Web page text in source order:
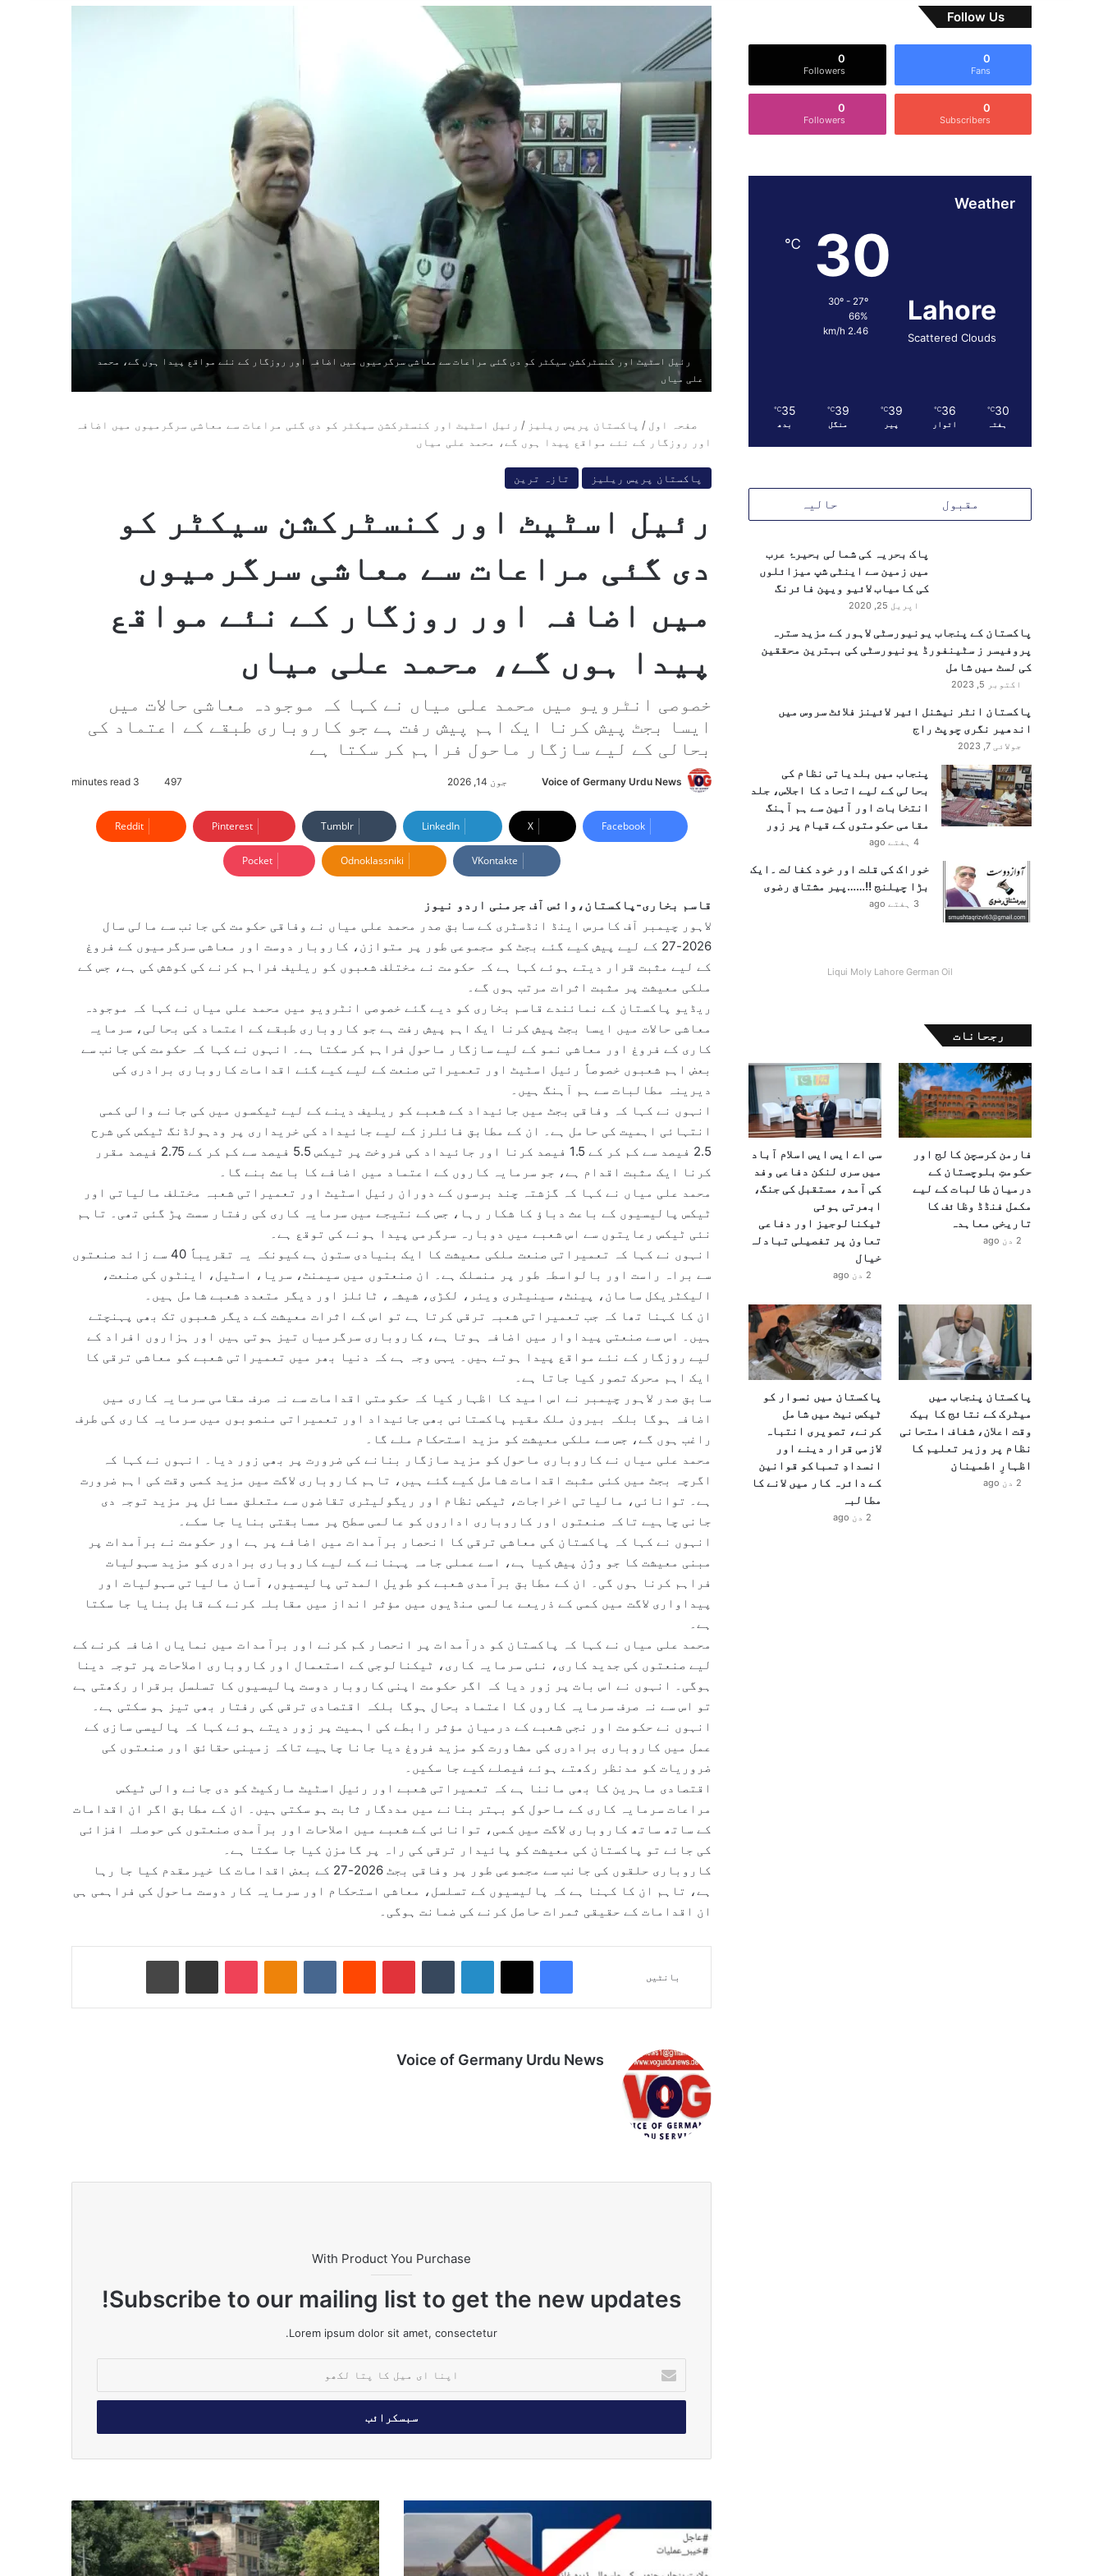
رئیل اسٹیٹ اور کنسٹرکشن سیکٹر کو دی گئی مراعات سے معاشی سرگرمیوں میں اضافہ اور روزگار کے نئے مواقع پیدا ہوں گے، محمد
علی میاں
صفحہ اول / پاکستان پریس ریلیز / رئیل اسٹیٹ اور کنسٹرکشن سیکٹر کو دی گئی مراعات سے معاشی سرگرمیوں میں اضافہ
اور روزگار کے نئے مواقع پیدا ہوں گے، محمد علی میاں
پاکستان پریس ریلیز تازہ ترین
رئیل اسٹیٹ اور کنسٹرکشن سیکٹر کو
دی گئی مراعات سے معاشی سرگرمیوں
میں اضافہ اور روزگار کے نئے مواقع
پیدا ہوں گے، محمد علی میاں
خصوصی انٹرویو میں محمد علی میاں نے کہا کہ موجودہ معاشی حالات میں
ایسا بجٹ پیش کرنا ایک اہم پیش رفت ہے جو کاروباری طبقے کے اعتماد کی
بحالی کے لیے سازگار ماحول فراہم کر سکتا ہے
Voice of Germany Urdu News
n
d
n
جون 14, 2026 497
Facebook
X
LinkedIn
Tumblr
Pinterest
Reddit
VKontakte
Odnoklassniki
Pocket
قاسم بخاری-پاکستان،وائس آف جرمنی اردو نیوز
لاہور چیمبر آف کامرس اینڈ انڈسٹری کے سابق صدر محمد علی میاں نے وفاقی حکومت کی جانب سے مالی سال
2026-27 کے لیے پیش کیے گئے بجٹ کو مجموعی طور پر متوازن، کاروبار دوست اور معاشی سرگرمیوں کے فروغ
کے لیے مثبت قرار دیتے ہوئے کہا ہے کہ حکومت نے مختلف شعبوں کو ریلیف فراہم کرنے کی کوشش کی ہے، جس کے
ملکی معیشت پر مثبت اثرات مرتب ہوں گے۔
ریڈیو پاکستان کے نمائندے قاسم بخاری کو دیے گئے خصوصی انٹرویو میں محمد علی میاں نے کہا کہ موجودہ
معاشی حالات میں ایسا بجٹ پیش کرنا ایک اہم پیش رفت ہے جو کاروباری طبقے کے اعتماد کی بحالی، سرمایہ
کاری کے فروغ اور معاشی نمو کے لیے سازگار ماحول فراہم کر سکتا ہے۔ انہوں نے کہا کہ حکومت کی جانب سے
بعض اہم شعبوں خصوصاً رئیل اسٹیٹ اور تعمیراتی صنعت کے لیے کیے گئے اقدامات کاروباری برادری کی
دیرینہ مطالبات سے ہم آہنگ ہیں۔
انہوں نے کہا کہ وفاقی بجٹ میں جائیداد کے شعبے کو ریلیف دینے کے لیے ٹیکسوں میں کی جانے والی کمی
انتہائی اہمیت کی حامل ہے۔ ان کے مطابق فائلرز کے لیے جائیداد کی خریداری پر ودہولڈنگ ٹیکس کی شرح
2.5 فیصد سے کم کر کے 1.5 فیصد کرنا اور جائیداد کی فروخت پر ٹیکس 5.5 فیصد سے کم کر کے 2.75 فیصد مقرر
کرنا ایک مثبت اقدام ہے، جو سرمایہ کاروں کے اعتماد میں اضافے کا باعث بنے گا۔
محمد علی میاں نے کہا کہ گزشتہ چند برسوں کے دوران رئیل اسٹیٹ اور تعمیراتی شعبہ مختلف مالیاتی اور
ٹیکس پالیسیوں کے باعث دباؤ کا شکار رہا، جس کے نتیجے میں سرمایہ کاری کی رفتار سست پڑ گئی تھی۔ تاہم
نئی ٹیکس رعایتوں سے اس شعبے میں دوبارہ سرگرمی پیدا ہونے کی توقع ہے۔
انہوں نے کہا کہ تعمیراتی صنعت ملکی معیشت کا ایک بنیادی ستون ہے کیونکہ یہ تقریباً 40 سے زائد صنعتوں
سے براہ راست اور بالواسطہ طور پر منسلک ہے۔ ان صنعتوں میں سیمنٹ، سریا، اسٹیل، اینٹوں کی صنعت،
الیکٹریکل سامان، پینٹ، سینیٹری ویئر، لکڑی، شیشہ، ٹائلز اور دیگر متعدد شعبے شامل ہیں۔
ان کا کہنا تھا کہ جب تعمیراتی شعبہ ترقی کرتا ہے تو اس کے اثرات معیشت کے دیگر شعبوں تک بھی پہنچتے
ہیں۔ اس سے صنعتی پیداوار میں اضافہ ہوتا ہے، کاروباری سرگرمیاں تیز ہوتی ہیں اور ہزاروں افراد کے
لیے روزگار کے نئے مواقع پیدا ہوتے ہیں۔ یہی وجہ ہے کہ دنیا بھر میں تعمیراتی شعبے کو معاشی ترقی کا
ایک اہم محرک تصور کیا جاتا ہے۔
سابق صدر لاہور چیمبر نے اس امید کا اظہار کیا کہ حکومتی اقدامات سے نہ صرف مقامی سرمایہ کاری میں
اضافہ ہوگا بلکہ بیرون ملک مقیم پاکستانی بھی جائیداد اور تعمیراتی منصوبوں میں سرمایہ کاری کی طرف
راغب ہوں گے، جس سے ملکی معیشت کو مزید استحکام ملے گا۔
محمد علی میاں نے کاروباری ماحول کو مزید سازگار بنانے کی ضرورت پر بھی زور دیا۔ انہوں نے کہا کہ
اگرچہ بجٹ میں کئی مثبت اقدامات شامل کیے گئے ہیں، تاہم کاروباری لاگت میں مزید کمی وقت کی اہم ضرورت
ہے۔ توانائی، مالیاتی اخراجات، ٹیکس نظام اور ریگولیٹری تقاضوں سے متعلق مسائل پر مزید توجہ دی
جانی چاہیے تاکہ صنعتوں اور کاروباری اداروں کو عالمی سطح پر مسابقتی بنایا جا سکے۔
انہوں نے کہا کہ پاکستان کی معاشی ترقی کا انحصار برآمدات میں اضافے پر ہے اور حکومت نے برآمدات پر
مبنی معیشت کا جو وژن پیش کیا ہے، اسے عملی جامہ پہنانے کے لیے کاروباری برادری کو مزید سہولیات
فراہم کرنا ہوں گی۔ ان کے مطابق برآمدی شعبے کو طویل المدتی پالیسیوں، آسان مالیاتی سہولیات اور
پیداواری لاگت میں کمی کے ذریعے عالمی منڈیوں میں مؤثر انداز میں مقابلہ کرنے کے قابل بنایا جا سکتا
ہے۔
محمد علی میاں نے کہا کہ پاکستان کو درآمدات پر انحصار کم کرنے اور برآمدات میں نمایاں اضافہ کرنے کے
لیے صنعتوں کی جدید کاری، نئی سرمایہ کاری، ٹیکنالوجی کے استعمال اور کاروباری اصلاحات پر توجہ دینا
ہوگی۔ انہوں نے اس بات پر زور دیا کہ اگر حکومت اپنی کاروبار دوست پالیسیوں کا تسلسل برقرار رکھتی ہے
تو اس سے نہ صرف سرمایہ کاروں کا اعتماد بحال ہوگا بلکہ اقتصادی ترقی کی رفتار بھی تیز ہو سکتی ہے۔
انہوں نے حکومت اور نجی شعبے کے درمیان مؤثر رابطے کی اہمیت پر زور دیتے ہوئے کہا کہ پالیسی سازی کے
عمل میں کاروباری برادری کی مشاورت کو مزید فروغ دیا جانا چاہیے تاکہ زمینی حقائق اور صنعتوں کی
ضروریات کو مدنظر رکھتے ہوئے فیصلے کیے جا سکیں۔
اقتصادی ماہرین کا بھی ماننا ہے کہ تعمیراتی شعبے اور رئیل اسٹیٹ مارکیٹ کو دی جانے والی ٹیکس
مراعات سرمایہ کاری کے ماحول کو بہتر بنانے میں مددگار ثابت ہو سکتی ہیں۔ ان کے مطابق اگر ان اقدامات
کے ساتھ ساتھ کاروباری لاگت میں کمی، توانائی کے شعبے میں اصلاحات اور برآمدی صنعتوں کی حوصلہ افزائی
کی جائے تو پاکستان کی معیشت کو پائیدار ترقی کی راہ پر گامزن کیا جا سکتا ہے۔
کاروباری حلقوں کی جانب سے مجموعی طور پر وفاقی بجٹ 2026-27 کے بعض اقدامات کا خیرمقدم کیا جا رہا
ہے، تاہم ان کا کہنا ہے کہ پالیسیوں کے تسلسل، معاشی استحکام اور سرمایہ کار دوست ماحول کی فراہمی ہی
ان اقدامات کے حقیقی ثمرات حاصل کرنے کی ضمانت ہوگی۔
بانٹیں
X
LinkedIn
VKontakte ای میل کے ذریعے شیئر کریں
Voice of Germany Urdu News
With Product You Purchase
Subscribe to our mailing list to get the new updates!
Lorem ipsum dolor sit amet, consectetur.
ن
ا
ل
ا
پ
ن
و
آ
ز
ا
د
Follow Us
0
Fans
0
Followers
0
Subscribers
0
Followers
Weather
Lahore
Scattered Clouds
30
℃
30º - 27º
66%
2.46 km/h
30
℃
ہفتہ
36
℃
اتوار
39
℃
پیر
39
℃
منگل
35
℃
بدھ
مقبول حالیہ
پاک بحریہ کی شمالی بحیرۂ عرب
میں زمین سے اینٹی شپ میزائلوں
کی کامیاب لائیو ویپن فائرنگ
اپریل 25, 2020
پاکستان کے پنجاب یونیورسٹی لاہور کے مزید سترہ
پروفیسر ز سٹینفورڈ یونیورسٹی کی بہترین محققین
کی لسٹ میں شامل
اکتوبر 5, 2023
پاکستان انٹر نیشنل ائیر لائینز فلائٹ سروس میں
اندھیر نگری چوپٹ راج
جولائی 7, 2023
پنجاب میں بلدیاتی نظام کی
بحالی کے لیے اتحاد کا اجلاس، جلد
انتخابات اور آئین سے ہم آہنگ
مقامی حکومتوں کے قیام پر زور
4 ہفتے ago
خوراک کی قلت اور خود کفالت ۔ایک
بڑا چیلنج !!……پیر مشتاق رضوی
3 ہفتے ago
Liqui Moly Lahore German Oil
رجحانات
فارمن کرسچن کالج اور
حکومتِ بلوچستان کے
درمیان طالبات کے لیے
مکمل فنڈڈ وظائف کا
تاریخی معاہدہ
2 دن ago
سی اے ایس ایس اسلام آباد
میں سری لنکن دفاعی وفد
کی آمد، مستقبل کی جنگ،
ابھرتی ہوئی
ٹیکنالوجیز اور دفاعی
تعاون پر تفصیلی تبادلہ
خیال
2 دن ago
پاکستان پنجاب میں
میٹرک کے نتائج کا بیک
وقت اعلان، شفاف امتحانی
نظام پر وزیر تعلیم کا
اظہارِ اطمینان
2 دن ago
پاکستان میں نسوار کو
ٹیکس نیٹ میں شامل
کرنے، تصویری انتباہ
لازمی قرار دینے اور
انسدادِ تمباکو قوانین
کے دائرہ کار میں لانے کا
مطالبہ
2 دن ago